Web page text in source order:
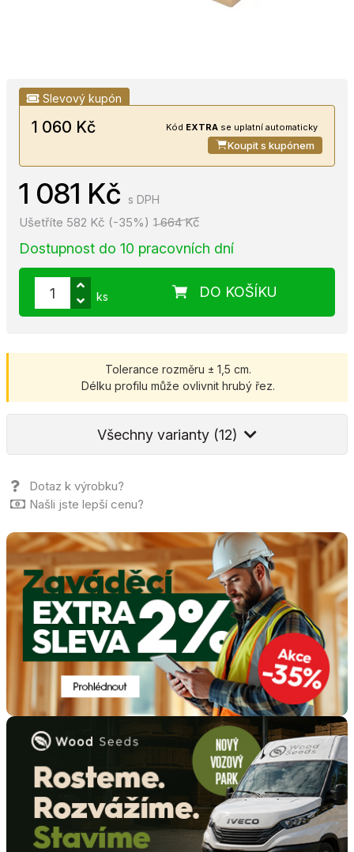
Slevový kupón
1 060 Kč Kód EXTRA se uplatní automaticky
Koupit s kupónem
1 081 Kč s DPH
1 664 Kč
Ušetříte 582 Kč (-35%)
Dostupnost do 10 pracovních dní
DO KOŠÍKU
ks
Tolerance rozměru ± 1,5 cm.
Délku profilu může ovlivnit hrubý řez.
Všechny varianty (12)
Dotaz k výrobku?
Našli jste lepší cenu?